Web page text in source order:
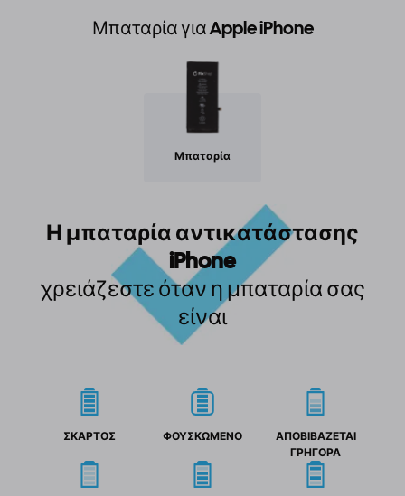
Μπαταρία για Apple iPhone
Μπαταρία
Η μπαταρία αντικατάστασης
iPhone
χρειάζεστε όταν η μπαταρία σας
είναι
ΣΚΑΡΤΟΣ ΦΟΥΣΚΩΜΕΝΟ
ΑΠΟΒΙΒΑΖΕΤΑΙ
ΓΡΗΓΟΡΑ